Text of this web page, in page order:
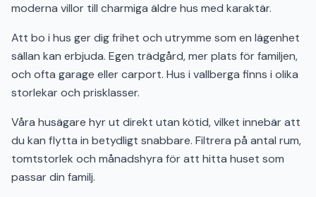
moderna villor till charmiga äldre hus med karaktär.
Att bo i hus ger dig frihet och utrymme som en lägenhet
sällan kan erbjuda. Egen trädgård, mer plats för familjen,
och ofta garage eller carport. Hus i vallberga finns i olika
storlekar och prisklasser.
Våra husägare hyr ut direkt utan kötid, vilket innebär att
du kan flytta in betydligt snabbare. Filtrera på antal rum,
tomtstorlek och månadshyra för att hitta huset som
passar din familj.